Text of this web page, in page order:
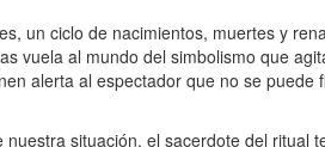
un ciclo de nacimientos, muertes y
vuela al mundo del simbolismo que
alerta al espectador que no se puede
situación, el sacerdote del ritual